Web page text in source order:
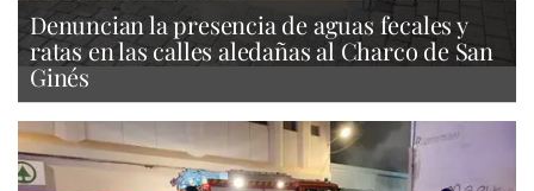
Denuncian la presencia de aguas fecales y
ratas en las calles aledañas al Charco de San
Ginés